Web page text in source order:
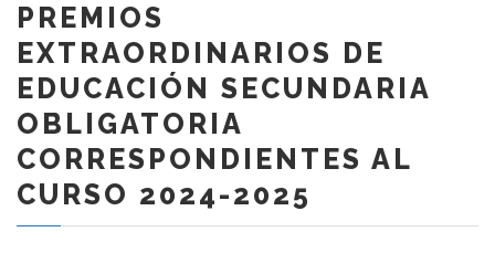
PREMIOS
EXTRAORDINARIOS DE
EDUCACIÓN SECUNDARIA
OBLIGATORIA
CORRESPONDIENTES AL
CURSO 2024-2025